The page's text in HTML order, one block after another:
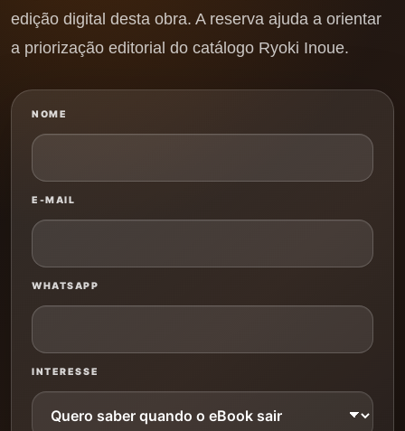
edição digital desta obra. A reserva ajuda a orientar
a priorização editorial do catálogo Ryoki Inoue.
NOME
E-MAIL
WHATSAPP
INTERESSE